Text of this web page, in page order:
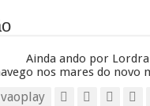
Ainda ando por
nos mares do novo